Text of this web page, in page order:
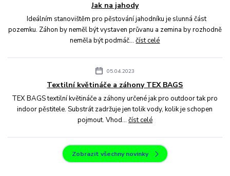
Jak na jahody
Ideálním stanovištěm pro pěstování jahodníku je slunná část
pozemku. Záhon by neměl být vystaven průvanu a zemina by rozhodně
neměla být podmáč...číst celé
05.04.2023
Textilní květináče a záhony TEX BAGS
TEX BAGS textilní květináče a záhony určené jak pro outdoor tak pro
indoor pěstitele. Substrát zadržuje jen tolik vody, kolik je schopen
pojmout. Vhod... číst celé
Zobrazit všechny novinky